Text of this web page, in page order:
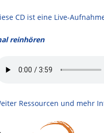
CD ist eine Live-
reinhören
Ressourcen und mehr